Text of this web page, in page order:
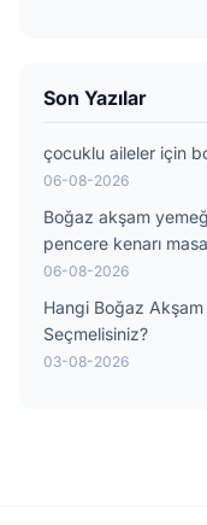
Son Yazılar
çocuklu aileler için
06-08-2026
Boğaz akşam
pencere kenarı masa
06-08-2026
Hangi Boğaz
Seçmelisiniz?
03-08-2026